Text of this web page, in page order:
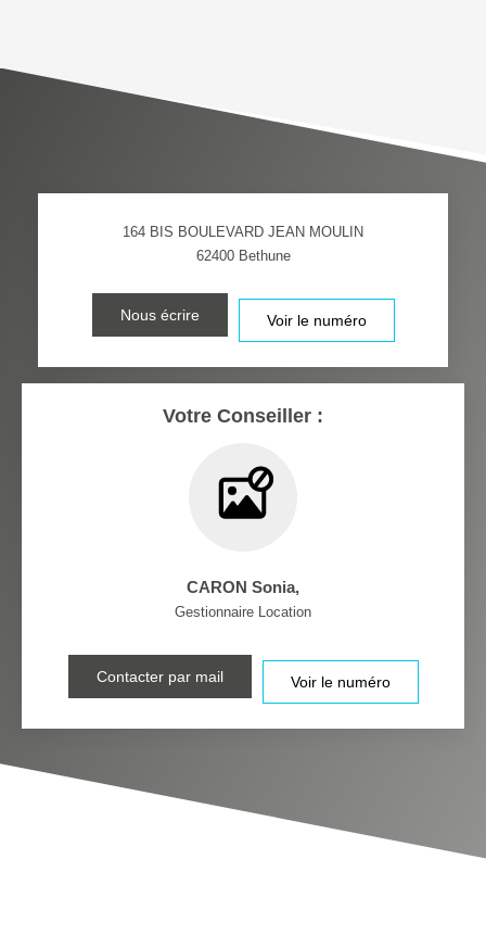
TAUX DE PROPRIÉTAIRES
PART DES MÉNAGES SANS
ECOLES ET CRÈCHES
COMMERCES
164 BIS BOULEVARD JEAN MOULIN
62400 Bethune
Nous écrire Voir le numéro
Votre Conseiller :
CARON Sonia,
Gestionnaire Location
Contacter par mail Voir le numéro